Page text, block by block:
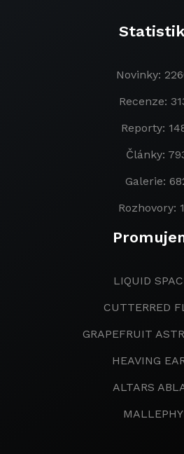
Novinky:
Recenze:
Reporty:
Články:
Galerie:
Rozhovory:
LIQUID
CUTTERRED
GRAPEFRUIT
HEAVING
ALTARS